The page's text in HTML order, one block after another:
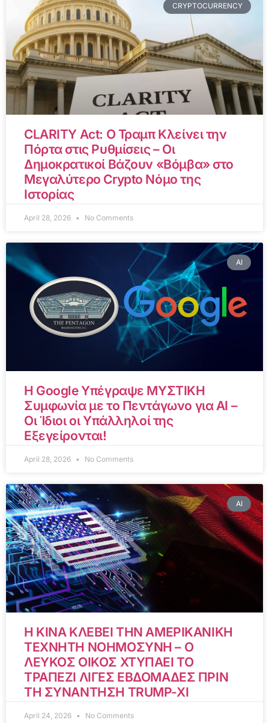
CRYPTOCURRENCY
CLARITY Act: Ο Τραμπ Κλείνει την
Πόρτα στις Ρυθμίσεις – Οι
Δημοκρατικοί Βάζουν «Βόμβα» στο
Μεγαλύτερο Crypto Νόμο της
Ιστορίας
April 28, 2026 No Comments
AI
Η Google Υπέγραψε ΜΥΣΤΙΚΗ
Συμφωνία με το Πεντάγωνο για AI –
Οι Ίδιοι οι Υπάλληλοί της
Εξεγείρονται!
April 28, 2026 No Comments
AI
Η ΚΙΝΑ ΚΛΕΒΕΙ ΤΗΝ ΑΜΕΡΙΚΑΝΙΚΗ
ΤΕΧΝΗΤΗ ΝΟΗΜΟΣΥΝΗ – Ο
ΛΕΥΚΟΣ ΟΙΚΟΣ ΧΤΥΠΑΕΙ ΤΟ
ΤΡΑΠΕΖΙ ΛΙΓΕΣ ΕΒΔΟΜΑΔΕΣ ΠΡΙΝ
ΤΗ ΣΥΝΑΝΤΗΣΗ TRUMP-XI
April 24, 2026 No Comments